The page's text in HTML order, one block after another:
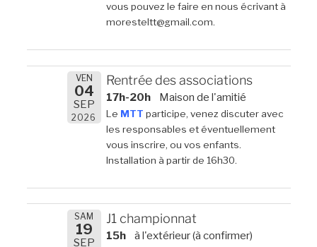
vous pouvez le faire en nous écrivant à
moresteltt@gmail.com.
VEN
04
SEP
2026
Rentrée des associations
17h-20h Maison de l'amitié
Le MTT participe, venez discuter avec
les responsables et éventuellement
vous inscrire, ou vos enfants.
Installation à partir de 16h30.
SAM
19
SEP
J1 championnat
15h à l'extérieur (à confirmer)